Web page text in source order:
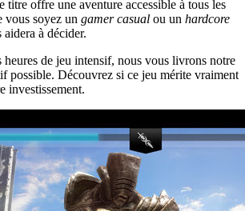
titre offre une aventure accessible à tous les
vous soyez un gamer casual ou un hardcore
à décider.
heures de jeu intensif, nous vous livrons notre
possible. Découvrez si ce jeu mérite vraiment
investissement.